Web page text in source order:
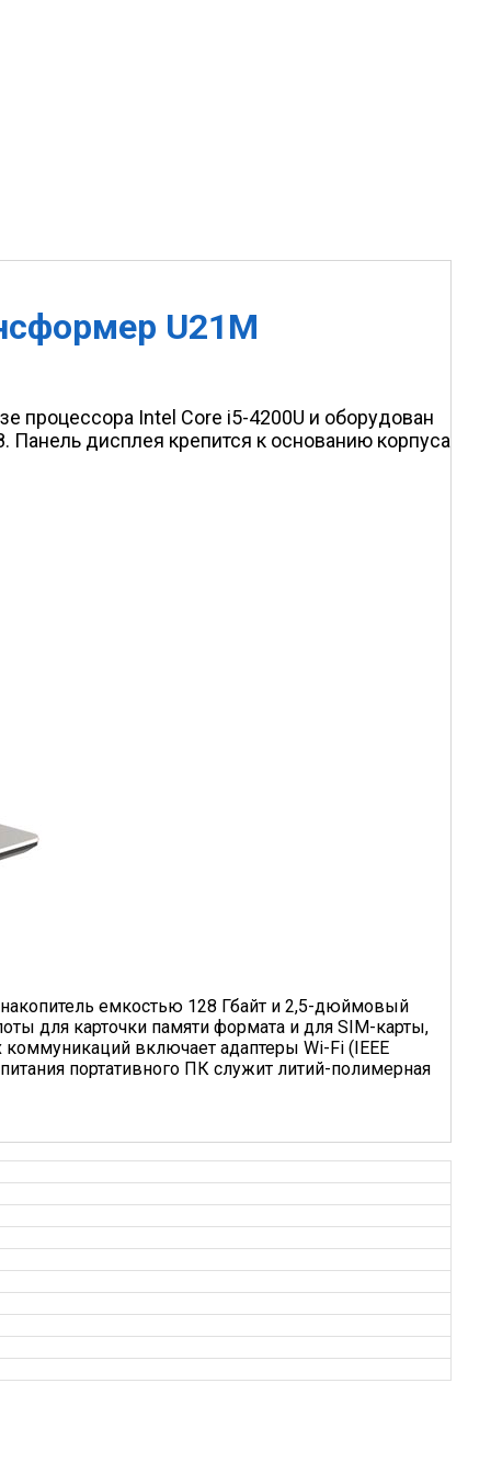
U21M
процессора Intel Core i5-4200U и оборудован
дисплея крепится к основанию корпуса
емкостью 128 Гбайт и 2,5-дюймовый
для карточки памяти формата и для SIM-карты,
включает адаптеры Wi-Fi (IEEE
портативного ПК служит литий-полимерная